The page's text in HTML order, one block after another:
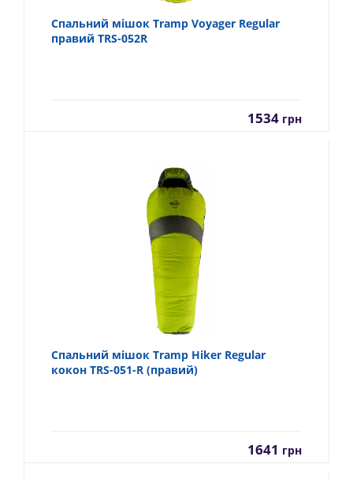
Спальний мішок Tramp Voyager Regular
правий TRS-052R
1534 грн
Спальний мішок Tramp Hiker Regular
кокон TRS-051-R (правий)
1641 грн